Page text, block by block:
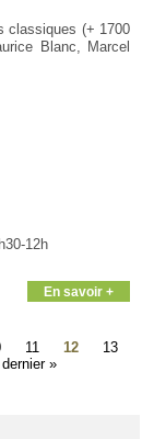
classiques (+ 1700
Blanc, Marcel
12h
En savoir +
11 12
13
dernier »